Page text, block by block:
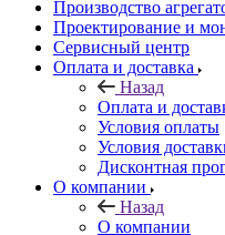
Производство
Проектирование и
Сервисный центр
Оплата и доставка
Назад
Оплата и
Условия оплаты
Условия
Дисконтная
О компании
Назад
О компании